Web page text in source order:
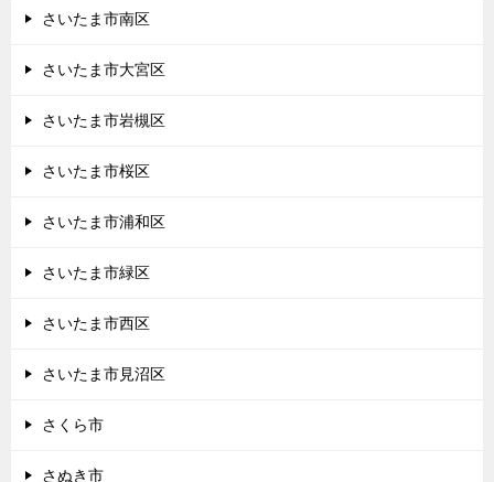
さいたま市南区
さいたま市大宮区
さいたま市岩槻区
さいたま市桜区
さいたま市浦和区
さいたま市緑区
さいたま市西区
さいたま市見沼区
さくら市
さぬき市